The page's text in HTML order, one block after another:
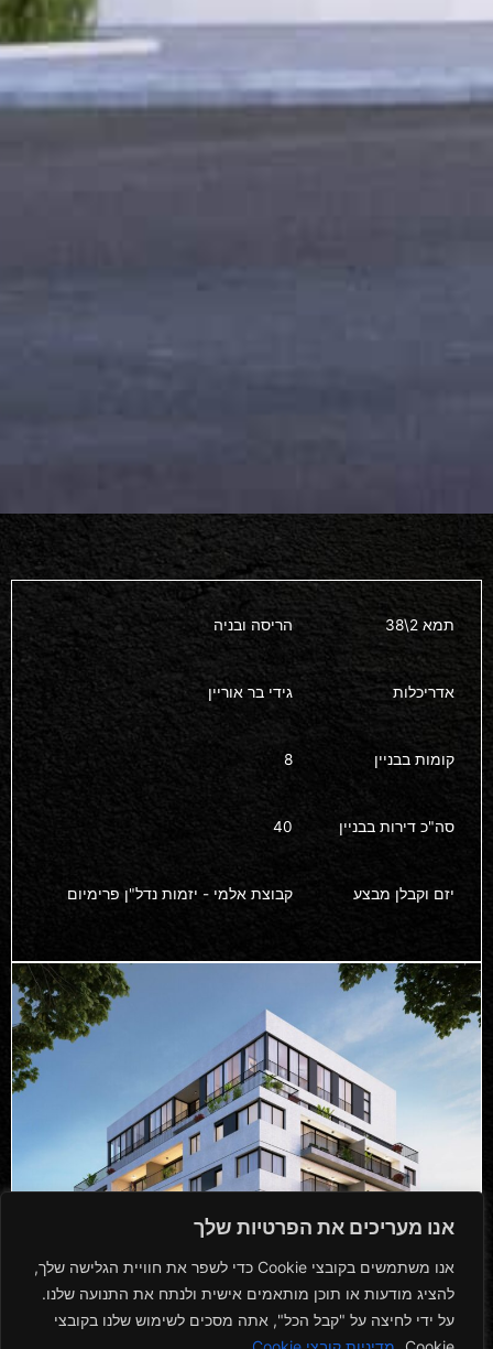
אנו מעריכים את הפרטיות שלך
אנו משתמשים בקובצי Cookie כדי לשפר את חוויית הגלישה שלך,
להציג מודעות או תוכן מותאמים אישית ולנתח את התנועה שלנו.
על ידי לחיצה על "קבל הכל", אתה מסכים לשימוש שלנו בקובצי
תמא 2\38 הריסה ובניה
אדריכלות גידי בר אוריין
קומות בבניין 8
סה"כ דירות בבניין 40
יזם וקבלן מבצע קבוצת אלמי - יזמות נדל"ן פרימיום